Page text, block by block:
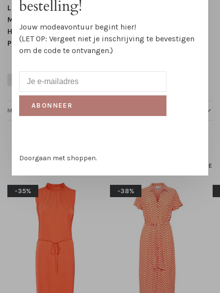
Lengte:Midi
Mouwlengte:
Halslijn:V-hals
Patroon:Gestreept
Blauw Festival Katoen
MAATTABELLEN
HOMEPAGE
-35% -38%
bestelling!
Jouw modeavontuur begint hier!
(LET OP: Vergeet niet je inschrijving te bevestigen
om de code te ontvangen.)
ABONNEER
Doorgaan met shoppen.